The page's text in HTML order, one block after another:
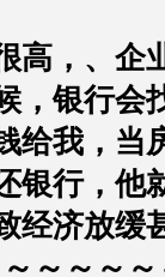
高，、企
，银行会
给我，当
银行，他
经济放缓
～～～～